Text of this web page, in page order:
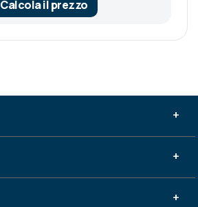
Calcola il prezzo
+
+
+